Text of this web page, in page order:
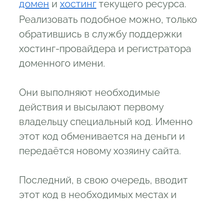
домен и хостинг текущего ресурса.
Реализовать подобное можно, только
обратившись в службу поддержки
хостинг-провайдера и регистратора
доменного имени.
Они выполняют необходимые
действия и высылают первому
владельцу специальный код. Именно
этот код обменивается на деньги и
передаётся новому хозяину сайта.
Последний, в свою очередь, вводит
этот код в необходимых местах и